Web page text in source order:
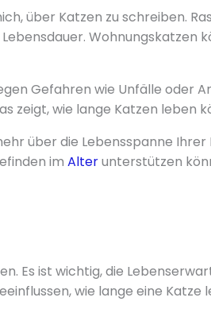
über Katzen zu schreiben.
Wohnungskatzen
Gefahren wie Unfälle oder
zeigt, wie lange Katzen leben
über die Lebensspanne Ihrer
im Alterunterstützen
Es ist wichtig, die
wie lange eine Katze